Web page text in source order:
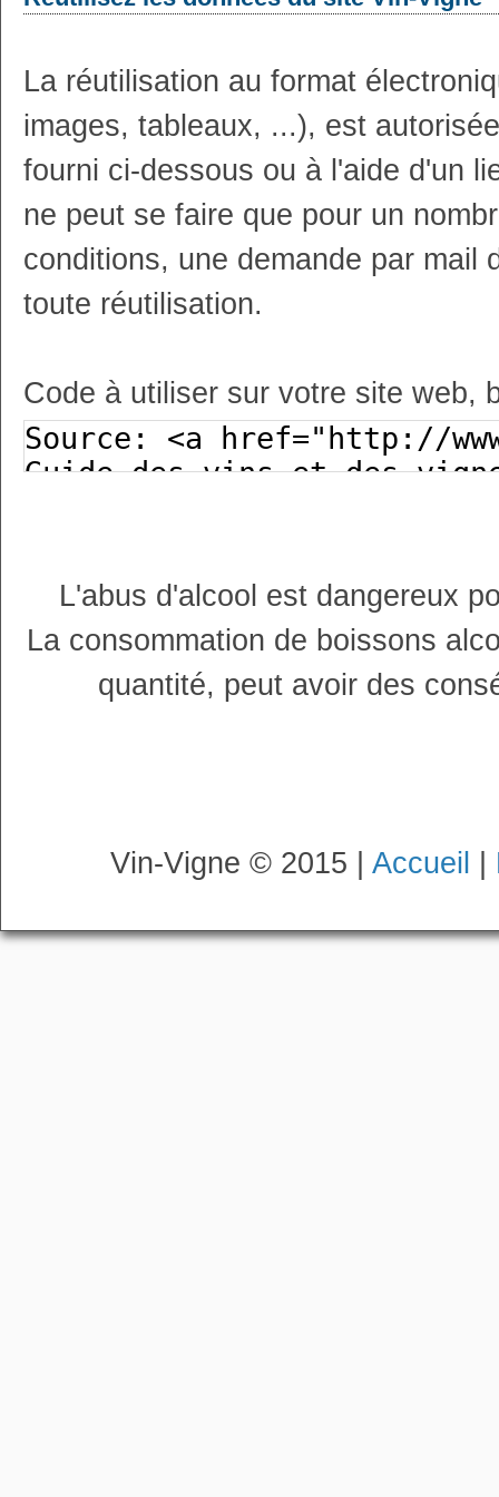
La réutilisation au format
images, tableaux, ...), est
fourni ci-dessous ou à l'aide d'un
ne peut se faire que pour un
conditions, une demande par mail
toute réutilisation.
Code à utiliser sur votre site web,
L'abus d'alcool est dangereux
La consommation de boissons
quantité, peut avoir des
Vin-Vigne © 2015 | Accueil